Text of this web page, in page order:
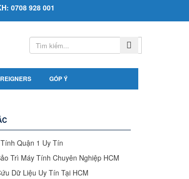
0708 928 001
GÓP Ý
Quận 1 Uy Tín
Trì Máy Tính Chuyên Nghiệp HCM
Dữ Liệu Uy Tín Tại HCM